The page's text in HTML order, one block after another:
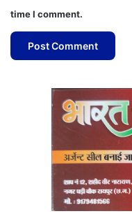
time I comment.